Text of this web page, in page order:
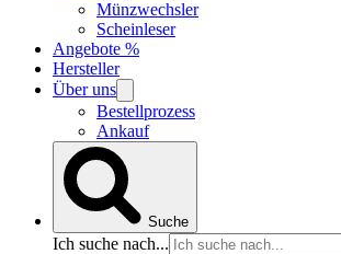
Münzwechsler
Scheinleser
Angebote %
Hersteller
Über uns
Bestellprozess
Ankauf
Suche
Ich suche nach...